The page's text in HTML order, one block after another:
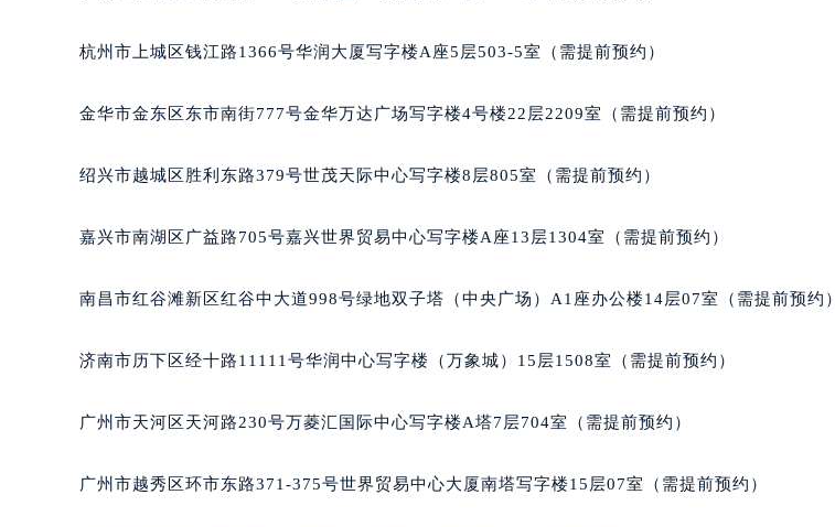
泉州市丰泽区宝洲路729号浦西万达中心写字楼A座7楼709室（需提前预约）
烟台市芝罘区胜利路139号万达金融中心A座907室（需提前预约）
贵阳市南明区都司高架桥路33号亨特国际金融中心14楼14D（需提前预约）
石家庄市长安区中山东路39号勒泰中心写字楼B座13层07室（需提前预约）
海口市龙华区金贸东路5号海口华润大厦B座17层1707室（需提前预约）
台州市椒江区东海大道1800号腾达中心东1幢20楼2002室（需提前预约）
甘肃省兰州市七里河区西津西路16号兰州中心写字楼21层2102室（需提前预约）
黑龙江省大庆市萨尔图区会战大街宝玑售后服务中心（需提前预约）
杭州市上城区钱江路1366号华润大厦写字楼A座5层503-5室（需提前预约）
金华市金东区东市南街777号金华万达广场写字楼4号楼22层2209室（需提前预约）
绍兴市越城区胜利东路379号世茂天际中心写字楼8层805室（需提前预约）
嘉兴市南湖区广益路705号嘉兴世界贸易中心写字楼A座13层1304室（需提前预约）
南昌市红谷滩新区红谷中大道998号绿地双子塔（中央广场）A1座办公楼14层07室（需提前预约）
济南市历下区经十路11111号华润中心写字楼（万象城）15层1508室（需提前预约）
广州市天河区天河路230号万菱汇国际中心写字楼A塔7层704室（需提前预约）
广州市越秀区环市东路371-375号世界贸易中心大厦南塔写字楼15层07室（需提前预约）